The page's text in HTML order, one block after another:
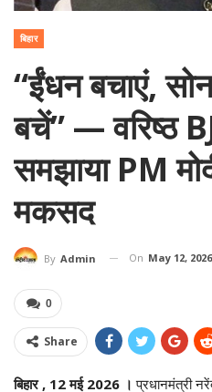
बिहार
“ईंधन बचाएं,
बचें” — वरिष्ठ
समझाया PM
मकसद
By Admin On May 12, 2026
0
Share
बिहार , 12 मई 2026 ।प्रधानमंत्री